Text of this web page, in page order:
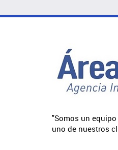
"Somos un
uno de nuestros